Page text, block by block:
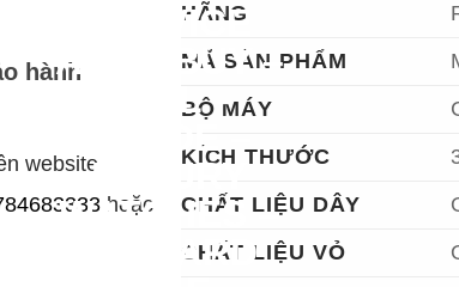
hành
website
hoặc
HÃNG
MÃ SẢN PHẨM
BỘ MÁY
KÍCH THƯỚC
CHẤT LIỆU DÂY
CHẤT LIỆU VỎ